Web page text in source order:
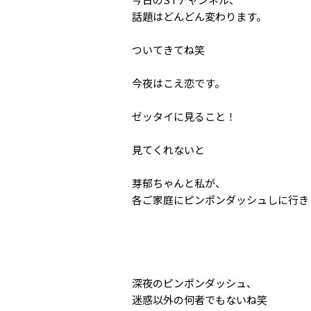
話題はどんどん変わります。
ついてきてね笑
今夜はこえ恋です。
ゼッタイに見ること！
見てくれないと
芽郁ちゃんと私が、
各ご家庭にピンポンダッシュしに行
深夜のピンポンダッシュ、
迷惑以外の何者でもないね笑